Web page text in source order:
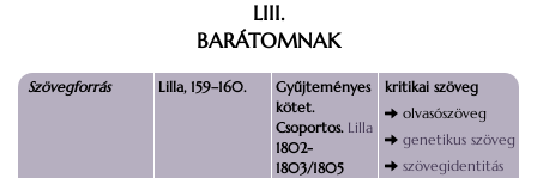
LIII.
BARÁTOMNAK
Szövegforrás Lilla, 159–160.
Gyűjteményes
kötet.
Csoportos. Lilla
1802-
1803/1805
kritikai szöveg
olvasószöveg
genetikus szöveg
szövegidentitás